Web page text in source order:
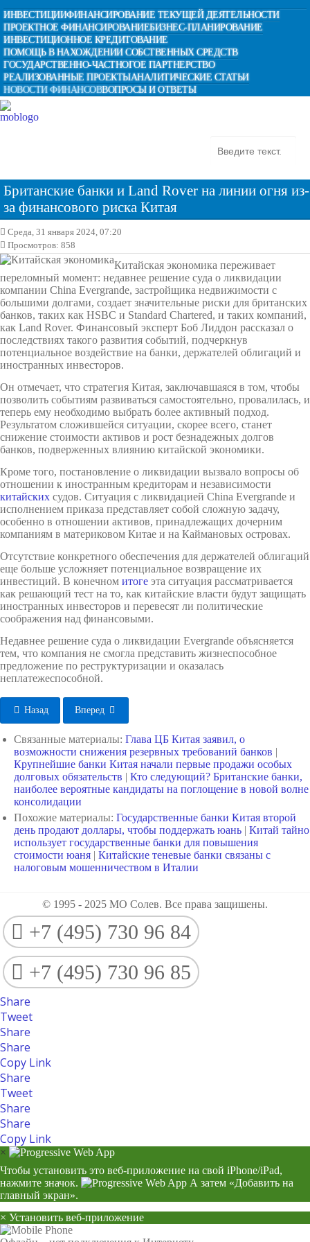
ИНВЕСТИЦИИФИНАНСИРОВАНИЕ ТЕКУЩЕЙ ДЕЯТЕЛЬНОСТИ
ПРОЕКТНОЕ ФИНАНСИРОВАНИЕБИЗНЕС-ПЛАНИРОВАНИЕ
ИНВЕСТИЦИОННОЕ КРЕДИТОВАНИЕ
ПОМОЩЬ В НАХОЖДЕНИИ СОБСТВЕННЫХ СРЕДСТВ
ГОСУДАРСТВЕННО-ЧАСТНОГОЕ ПАРТНЕРСТВО
РЕАЛИЗОВАННЫЕ ПРОЕКТЫАНАЛИТИЧЕСКИЕ СТАТЬИ
НОВОСТИ ФИНАНСОВВОПРОСЫ И ОТВЕТЫ
Британские банки и Land Rover на линии огня из-
за финансового риска Китая
Среда, 31 января 2024, 07:20
Просмотров: 858
Китайская экономика переживает
переломный момент: недавнее решение суда о ликвидации
компании China Evergrande, застройщика недвижимости с
большими долгами, создает значительные риски для британских
банков, таких как HSBC и Standard Chartered, и таких компаний,
как Land Rover. Финансовый эксперт Боб Лиддон рассказал о
последствиях такого развития событий, подчеркнув
потенциальное воздействие на банки, держателей облигаций и
иностранных инвесторов.
Он отмечает, что стратегия Китая, заключавшаяся в том, чтобы
позволить событиям развиваться самостоятельно, провалилась, и
теперь ему необходимо выбрать более активный подход.
Результатом сложившейся ситуации, скорее всего, станет
снижение стоимости активов и рост безнадежных долгов
банков, подверженных влиянию китайской экономики.
Кроме того, постановление о ликвидации вызвало вопросы об
отношении к иностранным кредиторам и независимости
китайских судов. Ситуация с ликвидацией China Evergrande и
исполнением приказа представляет собой сложную задачу,
особенно в отношении активов, принадлежащих дочерним
компаниям в материковом Китае и на Каймановых островах.
Отсутствие конкретного обеспечения для держателей облигаций
еще больше усложняет потенциальное возвращение их
инвестиций. В конечном итоге эта ситуация рассматривается
как решающий тест на то, как китайские власти будут защищать
иностранных инвесторов и перевесят ли политические
соображения над финансовыми.
Недавнее решение суда о ликвидации Evergrande объясняется
тем, что компания не смогла представить жизнеспособное
предложение по реструктуризации и оказалась
неплатежеспособной.
Назад Вперед
Связанные материалы: Глава ЦБ Китая заявил, о
возможности снижения резервных требований банков |
Крупнейшие банки Китая начали первые продажи особых
долговых обязательств | Кто следующий? Британские банки,
наиболее вероятные кандидаты на поглощение в новой волне
консолидации
Похожие материалы: Государственные банки Китая второй
день продают доллары, чтобы поддержать юань | Китай тайно
использует государственные банки для повышения
стоимости юаня | Китайские теневые банки связаны с
налоговым мошенничеством в Италии
© 1995 - 2025 МО Солев. Все права защишены.
+7 (495) 730 96 84
+7 (495) 730 96 85
Share
Tweet
Share
Share
Copy Link
Share
Tweet
Share
Share
Copy Link
×
Чтобы установить это веб-приложение на свой iPhone/iPad,
нажмите значок.
А затем «Добавить на
главный экран».
× Установить веб-приложение